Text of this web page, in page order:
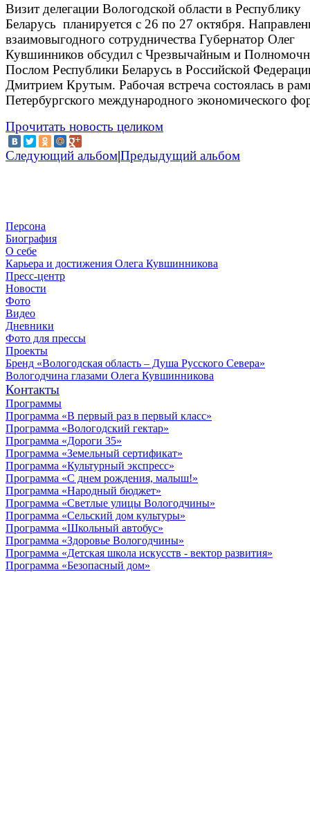
Визит делегации Вологодской области в Республику
Беларусь планируется с 26 по 27 октября.
взаимовыгодного сотрудничества Губернатор Олег
Кувшинников обсудил с Чрезвычайным и
Послом Республики Беларусь в Российской
Дмитрием Крутым. Рабочая встреча состоялась в
Петербургского международного экономического
Прочитать новость целиком
Следующий альбом|Предыдущий альбом
Персона
Биография
О себе
Карьера и достижения Олега Кувшинникова
Пресс-центр
Новости
Фото
Видео
Дневники
Фото для прессы
Проекты
Бренд «Вологодская область – Душа Русского Севера»
Вологодчина глазами Олега Кувшинникова
Контакты
Программы
Программа «В первый раз в первый класс»
Программа «Вологодский гектар»
Программа «Дороги 35»
Программа «Земельный сертификат»
Программа «Культурный экспресс»
Программа «С днем рождения, малыш!»
Программа «Народный бюджет»
Программа «Светлые улицы Вологодчины»
Программа «Сельский дом культуры»
Программа «Школьный автобус»
Программа «Здоровье Вологодчины»
Программа «Детская школа искусств - вектор развития»
Программа «Безопасный дом»